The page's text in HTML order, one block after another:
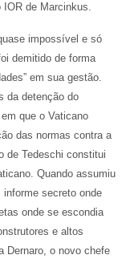
IOR de Marcinkus.
impossível e só
demitido de forma
em sua gestão.
da detenção do
que o Vaticano
das normas contra a
de Tedeschi constitui
Quando assumiu
secreto onde
onde se escondia
e altos
Dernaro, o novo chefe